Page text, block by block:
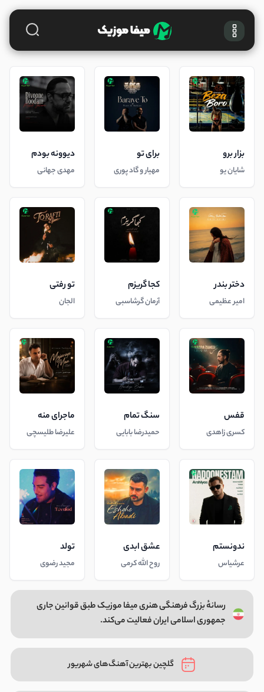
بزار برو
شایان یو
برای تو
مهیار و گاد پوری
دیوونه بودم
مهدی جهانی
دختر بندر
امیر عظیمی
کجا گریزم
آرمان گرشاسبی
تو رفتی
الجان
قفس
کسری زاهدی
سنگ تمام
حمیدرضا بابایی
ماجرای منه
علیرضا طلیسچی
ندونستم
عرشیاس
عشق ابدی
روح الله کرمی
تولد
مجید رضوی
رسانهٔ بزرگ فرهنگی هنری میفا موزیک طبق قوانین جاری
جمهوری اسلامی ایران فعالیت می‌کند.
گلچین بهترین آهنگ‌های شهریور